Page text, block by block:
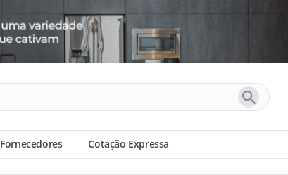
Fornecedores Cotação Expressa